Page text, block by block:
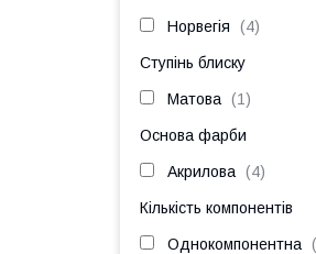
Норвегія 4
Ступінь блиску
Матова 1
Основа фарби
Акрилова 4
Кількість компонентів
Однокомпонентна